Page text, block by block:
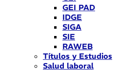
GEI PAD
IDGE
SIGA
SIE
RAWEB
Títulos y Estudios
Salud laboral